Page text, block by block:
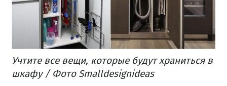
Учтите все вещи, которые будут храниться в
шкафу / Фото Smalldesignideas